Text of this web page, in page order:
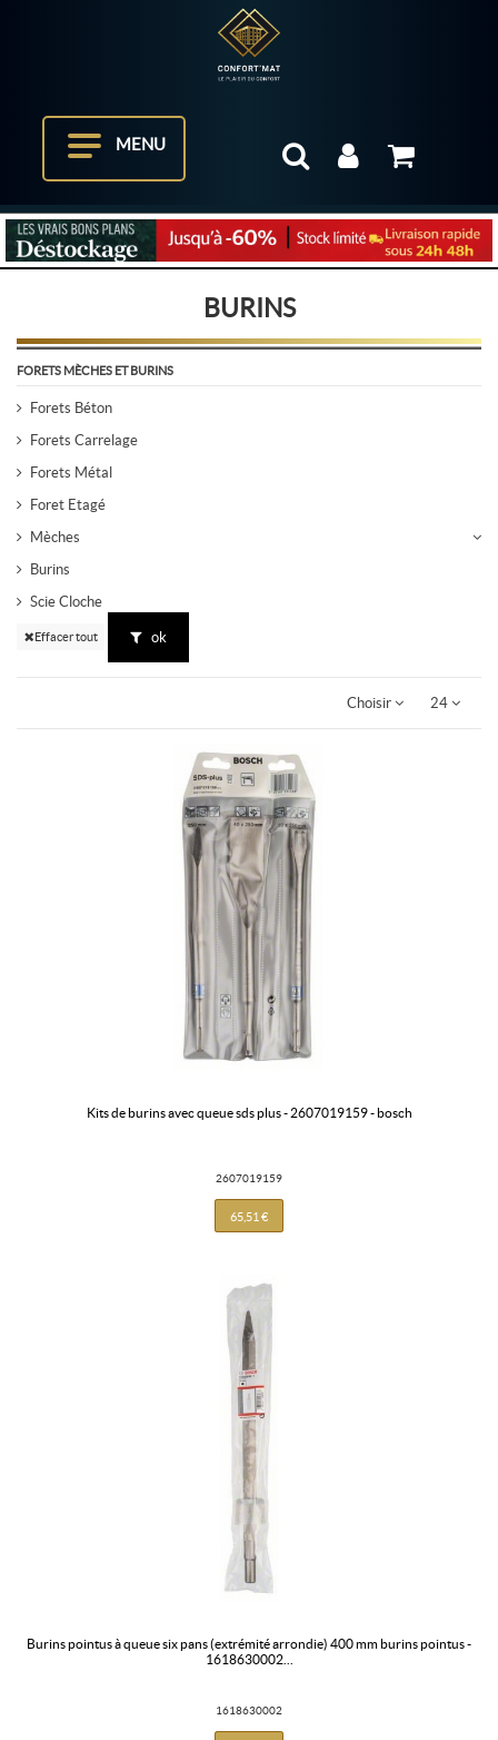
MENU
BURINS
FORETS MÈCHES ET BURINS
Forets Béton
Forets Carrelage
Forets Métal
Foret Etagé
Mèches
Burins
Scie Cloche
Effacer tout ok
Choisir 24
kits de burins avec queue sds plus - 2607019159 - bosch
2607019159
65,51 €
burins pointus à queue six pans (extrémité arrondie) 400 mm burins pointus -
1618630002...
1618630002